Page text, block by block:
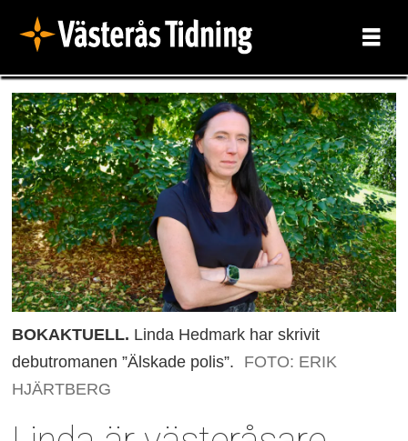
BOKAKTUELL. Linda Hedmark har skrivit
debutromanen ”Älskade polis”.
FOTO: ERIK
HJÄRTBERG